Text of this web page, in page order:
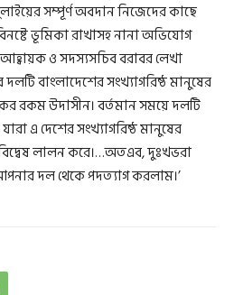
সম্পূর্ণ অবদান নিজেদের কাছে
ভূমিকা রাখাসহ নানা অভিযোগ
ও সদস্যসচিব বরাবর লেখা
বাংলাদেশের সংখ্যাগরিষ্ঠ মানুষের
রকম উদাসীন। বর্তমান সময়ে দলটি
এ দেশের সংখ্যাগরিষ্ঠ মানুষের
লালন করে।…অতএব, দুঃখভরা
দল থেকে পদত্যাগ করলাম।’